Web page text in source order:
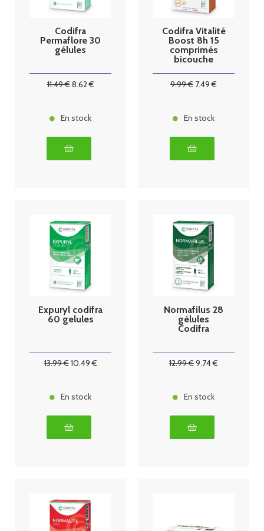
Codifra
Permaflore 30
gélules
11.49€8.62€
En stock
Codifra Vitalité
Boost 8h 15
comprimés
bicouche
9.99€ 7.49 €
En stock
Expuryl codifra
60 gelules
13.99€10.49€
En stock
Normafilus 28
gélules
Codifra
12.99€9.74€
En stock